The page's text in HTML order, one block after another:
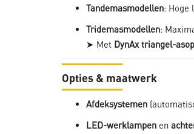
Tandemasmodellen: Hoge
Tridemasmodellen:
➤ Met DynAx triangel-
Opties & maatwerk
Afdeksystemen
LED-werklampen en